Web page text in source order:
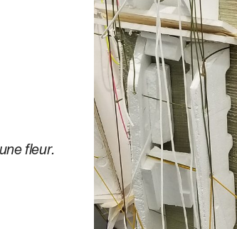
fleur.